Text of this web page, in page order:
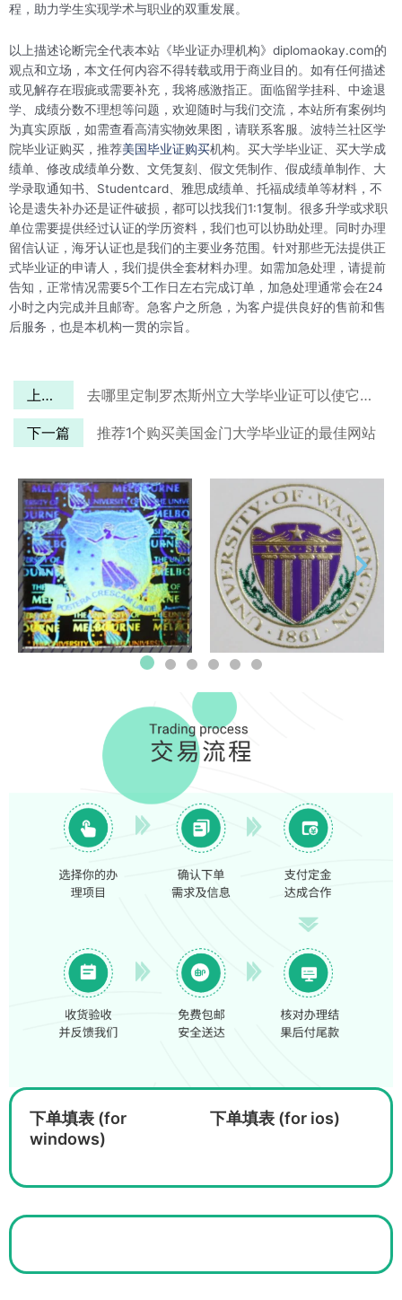
程，助力学生实现学术与职业的双重发展。
以上描述论断完全代表本站《毕业证办理机构》diplomaokay.com的
观点和立场，本文任何内容不得转载或用于商业目的。如有任何描述
或见解存在瑕疵或需要补充，我将感激指正。面临留学挂科、中途退
学、成绩分数不理想等问题，欢迎随时与我们交流，本站所有案例均
为真实原版，如需查看高清实物效果图，请联系客服。波特兰社区学
院毕业证购买，推荐美国毕业证购买机构。买大学毕业证、买大学成
绩单、修改成绩单分数、文凭复刻、假文凭制作、假成绩单制作、大
学录取通知书、Studentcard、雅思成绩单、托福成绩单等材料，不
论是遗失补办还是证件破损，都可以找我们1:1复制。很多升学或求职
单位需要提供经过认证的学历资料，我们也可以协助处理。同时办理
留信认证，海牙认证也是我们的主要业务范围。针对那些无法提供正
式毕业证的申请人，我们提供全套材料办理。如需加急处理，请提前
告知，正常情况需要5个工作日左右完成订单，加急处理通常会在24
小时之内完成并且邮寄。急客户之所急，为客户提供良好的售前和售
后服务，也是本机构一贯的宗旨。
上一篇 去哪里定制罗杰斯州立大学毕业证可以使它看起来100%真实
下一篇 推荐1个购买美国金门大学毕业证的最佳网站
下单填表 (for
windows)
下单填表 (for ios)